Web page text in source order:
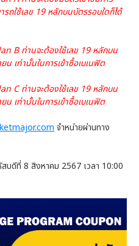
ถใช้เลข 19 หลักบนบัตรรอบใดก็ได้
B ท่านจะต้องใช้เลข 19 หลักบน
เท่านั้นในการเข้าซื้อเบเนฟิต
C ท่านจะต้องใช้เลข 19 หลักบน
เท่านั้นในการเข้าซื้อเบเนฟิต
จำหน่ายผ่านทาง
บดีที่ 8 สิงหาคม 2567 เวลา 10:00